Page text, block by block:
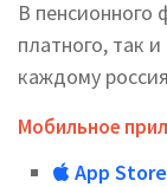
В пенсионного
платного, так
каждому
Мобильное
App Store